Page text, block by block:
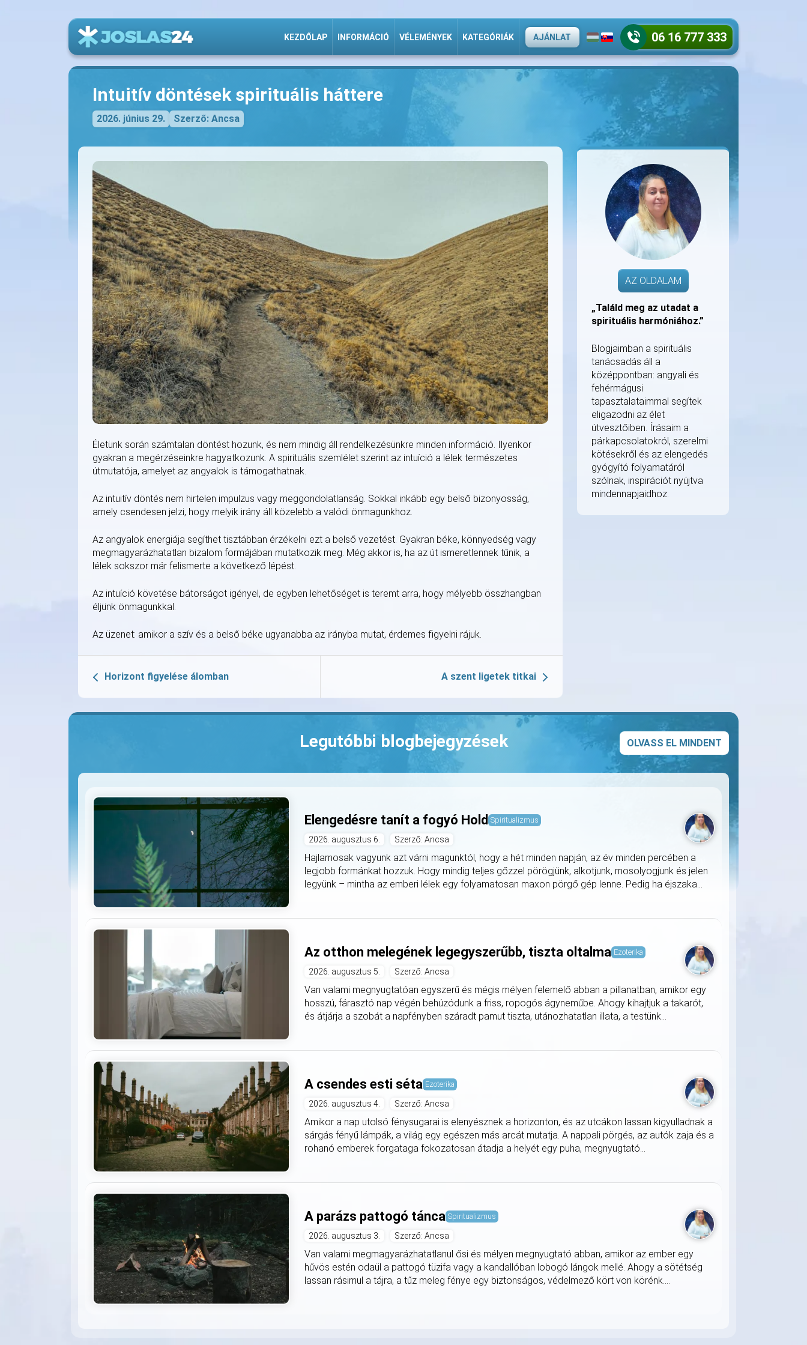
KEZDŐLAP INFORMÁCIÓ VÉLEMÉNYEK KATEGÓRIÁK AJÁNLAT 06 16 777 333
Intuitív döntések spirituális háttere
2026. június 29. Szerző: Ancsa
Életünk során számtalan döntést hozunk, és nem mindig áll rendelkezésünkre minden információ. Ilyenkor
gyakran a megérzéseinkre hagyatkozunk. A spirituális szemlélet szerint az intuíció a lélek természetes
útmutatója, amelyet az angyalok is támogathatnak.
Az intuitív döntés nem hirtelen impulzus vagy meggondolatlanság. Sokkal inkább egy belső bizonyosság,
amely csendesen jelzi, hogy melyik irány áll közelebb a valódi önmagunkhoz.
Az angyalok energiája segíthet tisztábban érzékelni ezt a belső vezetést. Gyakran béke, könnyedség vagy
megmagyarázhatatlan bizalom formájában mutatkozik meg. Még akkor is, ha az út ismeretlennek tűnik, a
lélek sokszor már felismerte a következő lépést.
Az intuíció követése bátorságot igényel, de egyben lehetőséget is teremt arra, hogy mélyebb összhangban
éljünk önmagunkkal.
Az üzenet: amikor a szív és a belső béke ugyanabba az irányba mutat, érdemes figyelni rájuk.
Horizont figyelése álomban A szent ligetek titkai
AZ OLDALAM
„Találd meg az utadat a
spirituális harmóniához.”
Blogjaimban a spirituális
tanácsadás áll a
középpontban: angyali és
fehérmágusi
tapasztalataimmal segítek
eligazodni az élet
útvesztőiben. Írásaim a
párkapcsolatokról, szerelmi
kötésekről és az elengedés
gyógyító folyamatáról
szólnak, inspirációt nyújtva
mindennapjaidhoz.
Legutóbbi blogbejegyzések OLVASS EL MINDENT
Elengedésre tanít a fogyó Hold Spiritualizmus
2026. augusztus 6. Szerző: Ancsa
Hajlamosak vagyunk azt várni magunktól, hogy a hét minden napján, az év minden percében a
legjobb formánkat hozzuk. Hogy mindig teljes gőzzel pörögjünk, alkotjunk, mosolyogjunk és jelen
legyünk – mintha az emberi lélek egy folyamatosan maxon pörgő gép lenne. Pedig ha éjszaka...
Az otthon melegének legegyszerűbb, tiszta oltalma Ezoterika
2026. augusztus 5. Szerző: Ancsa
Van valami megnyugtatóan egyszerű és mégis mélyen felemelő abban a pillanatban, amikor egy
hosszú, fárasztó nap végén behúzódunk a friss, ropogós ágyneműbe. Ahogy kihajtjuk a takarót,
és átjárja a szobát a napfényben száradt pamut tiszta, utánozhatatlan illata, a testünk...
A csendes esti séta Ezoterika
2026. augusztus 4. Szerző: Ancsa
Amikor a nap utolsó fénysugarai is elenyésznek a horizonton, és az utcákon lassan kigyulladnak a
sárgás fényű lámpák, a világ egy egészen más arcát mutatja. A nappali pörgés, az autók zaja és a
rohanó emberek forgataga fokozatosan átadja a helyét egy puha, megnyugtató...
A parázs pattogó tánca Spiritualizmus
2026. augusztus 3. Szerző: Ancsa
Van valami megmagyarázhatatlanul ősi és mélyen megnyugtató abban, amikor az ember egy
hűvös estén odaül a pattogó tüzifa vagy a kandallóban lobogó lángok mellé. Ahogy a sötétség
lassan rásimul a tájra, a tűz meleg fénye egy biztonságos, védelmező kört von körénk....